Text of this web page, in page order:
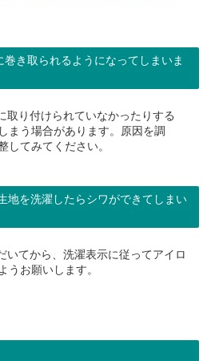
き取られるようになってしまいま
取り付けられていなかったりする
まう場合があります。原因を調
してみてください。
地を洗濯したらシワができてしまい
いてから、洗濯表示に従ってアイロ
うお願いします。